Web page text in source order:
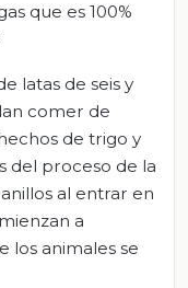
que es 100%
latas de seis y
comer de
de trigo y
del proceso de la
al entrar en
a
los animales se